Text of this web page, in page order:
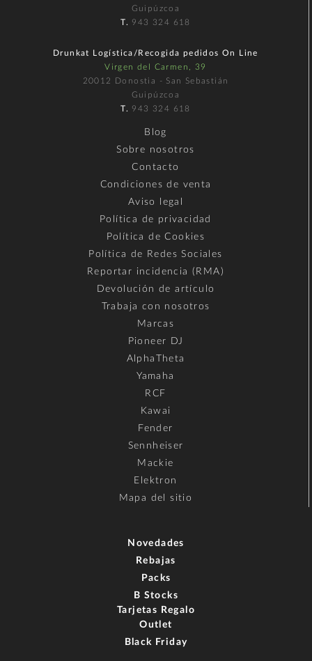
Guipúzcoa
T. 943 324 618
Drunkat Logística/Recogida pedidos On Line
Virgen del Carmen, 39
20012 Donostia - San Sebastián
Guipúzcoa
T. 943 324 618
Blog
Sobre nosotros
Contacto
Condiciones de venta
Aviso legal
Política de privacidad
Política de Cookies
Política de Redes Sociales
Reportar incidencia (RMA)
Devolución de artículo
Trabaja con nosotros
Marcas
Pioneer DJ
AlphaTheta
Yamaha
RCF
Kawai
Fender
Sennheiser
Mackie
Elektron
Mapa del sitio
Novedades
Rebajas
Packs
B Stocks
Tarjetas Regalo
Outlet
Black Friday